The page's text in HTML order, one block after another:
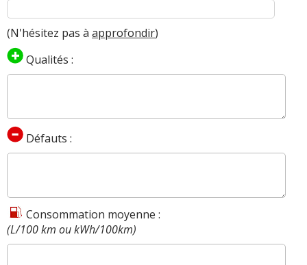
(N'hésitez pas à approfondir)
Qualités :
Défauts :
Consommation moyenne :
(L/100 km ou kWh/100km)